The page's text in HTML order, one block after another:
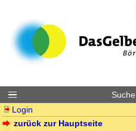
Login
zurück zur Hauptseite